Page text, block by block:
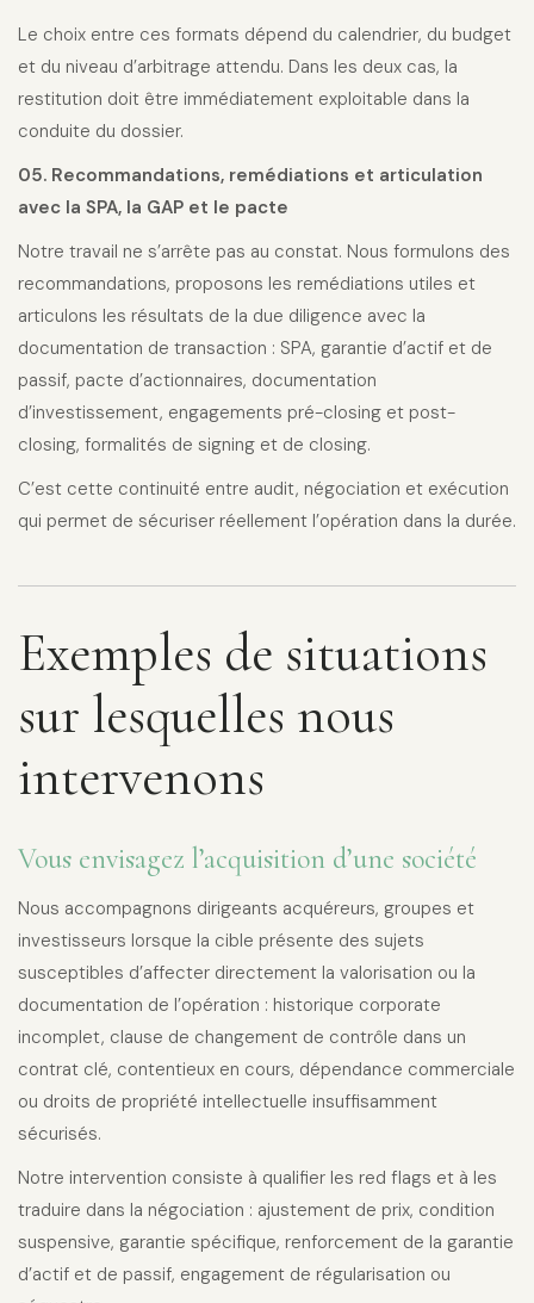
Le choix entre ces formats dépend du calendrier, du budget
et du niveau d’arbitrage attendu. Dans les deux cas, la
restitution doit être immédiatement exploitable dans la
conduite du dossier.
05. Recommandations, remédiations et articulation
avec la SPA, la GAP et le pacte
Notre travail ne s’arrête pas au constat. Nous formulons des
recommandations, proposons les remédiations utiles et
articulons les résultats de la due diligence avec la
documentation de transaction : SPA, garantie d’actif et de
passif, pacte d’actionnaires, documentation
d’investissement, engagements pré-closing et post-
closing, formalités de signing et de closing.
C’est cette continuité entre audit, négociation et exécution
qui permet de sécuriser réellement l’opération dans la durée.
Exemples de situations
sur lesquelles nous
intervenons
Vous envisagez l’acquisition d’une société
Nous accompagnons dirigeants acquéreurs, groupes et
investisseurs lorsque la cible présente des sujets
susceptibles d’affecter directement la valorisation ou la
documentation de l’opération : historique corporate
incomplet, clause de changement de contrôle dans un
contrat clé, contentieux en cours, dépendance commerciale
ou droits de propriété intellectuelle insuffisamment
sécurisés.
Notre intervention consiste à qualifier les red flags et à les
traduire dans la négociation : ajustement de prix, condition
suspensive, garantie spécifique, renforcement de la garantie
d’actif et de passif, engagement de régularisation ou